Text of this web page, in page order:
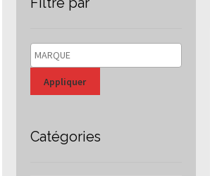
Appliquer
Catégories